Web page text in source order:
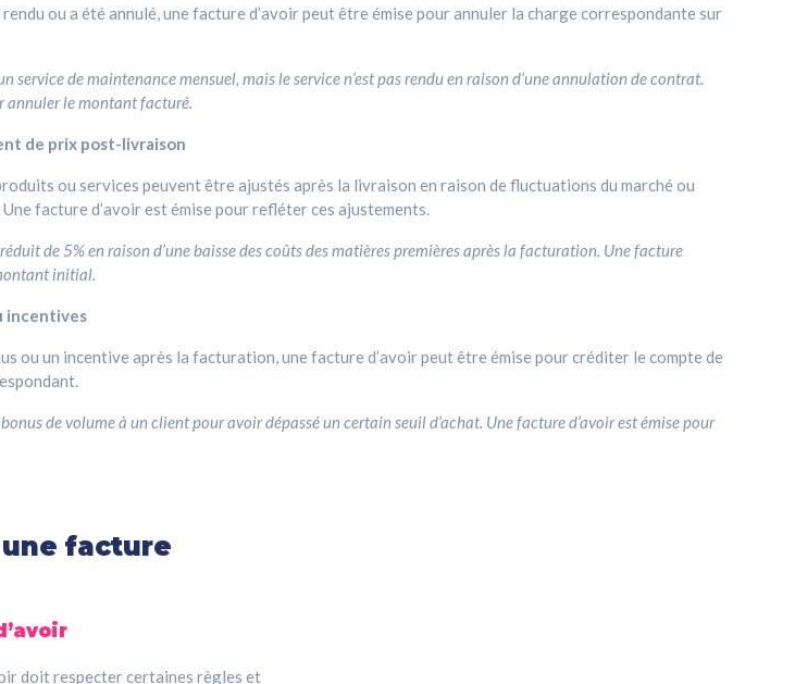
rendu ou a été annulé, une facture d’avoir peut être émise pour annuler la charge correspondante sur
service de maintenance mensuel, mais le service n’est pas rendu en raison d’une annulation de contrat.
annuler le montant facturé.
de prix post-livraison
ou services peuvent être ajustés après la livraison en raison de fluctuations du marché ou
facture d’avoir est émise pour refléter ces ajustements.
de 5% en raison d’une baisse des coûts des matières premières après la facturation. Une facture
initial.
incentives
ou un incentive après la facturation, une facture d’avoir peut être émise pour créditer le compte de
de volume à un client pour avoir dépassé un certain seuil d’achat. Une facture d’avoir est émise pour
facture
doit respecter certaines règles et